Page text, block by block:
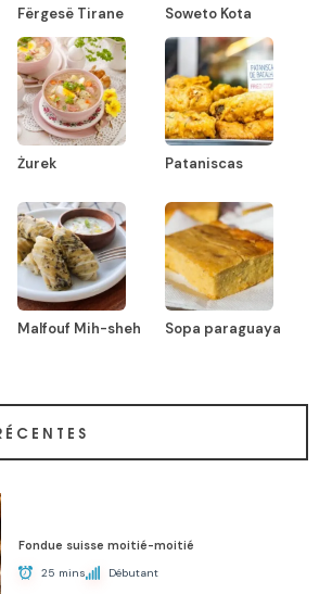
Fërgesë Tirane Soweto Kota
Żurek Pataniscas
Malfouf Mih-sheh Sopa paraguaya
Fondue suisse moitié-moitié
25 mins Débutant